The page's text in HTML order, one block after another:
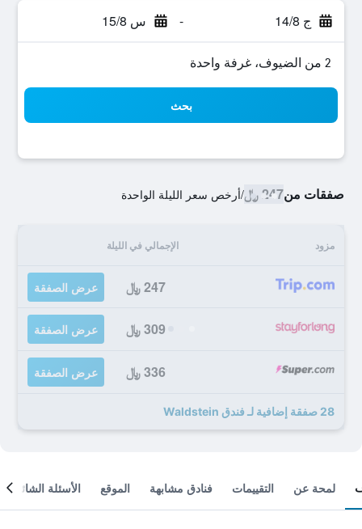
ج 14/8 - س 15/8
2 من الضيوف، غرفة واحدة
بحث
صفقات من247 ﷼ /أرخص سعر الليلة الواحدة
مزود الإجمالي في الليلة
247 ﷼ عرض الصفقة
309 ﷼ عرض الصفقة
336 ﷼ عرض الصفقة
28 صفقة إضافية لـ فندق Waldstein
لمحة عن التقييمات فنادق مشابهة الموقع الأسئلة الشائعة